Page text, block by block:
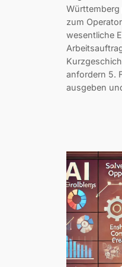
Württemberg
zum
wesentliche
anfordern 5.
ausgeben